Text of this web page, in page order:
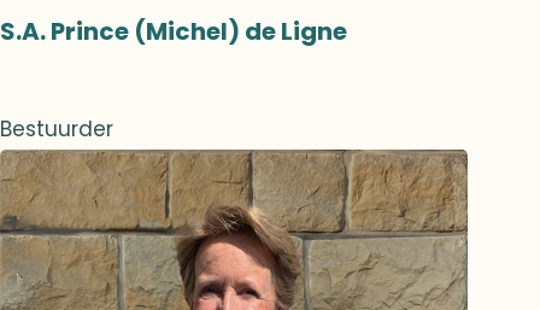
S.A. Prince (Michel) de Ligne
Bestuurder